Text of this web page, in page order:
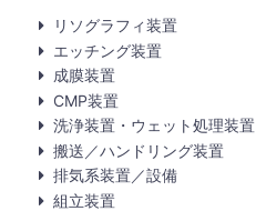
リソグラフィ装置
エッチング装置
成膜装置
CMP装置
洗浄装置・ウェット処理装置
搬送／ハンドリング装置
排気系装置／設備
組立装置